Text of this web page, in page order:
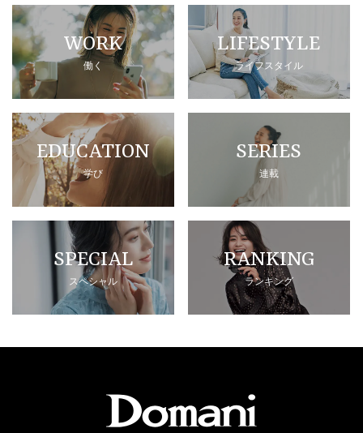
WORK
働く
LIFESTYLE
ライフスタイル
EDUCATION
学び
SERIES
連載
SPECIAL
スペシャル
RANKING
ランキング